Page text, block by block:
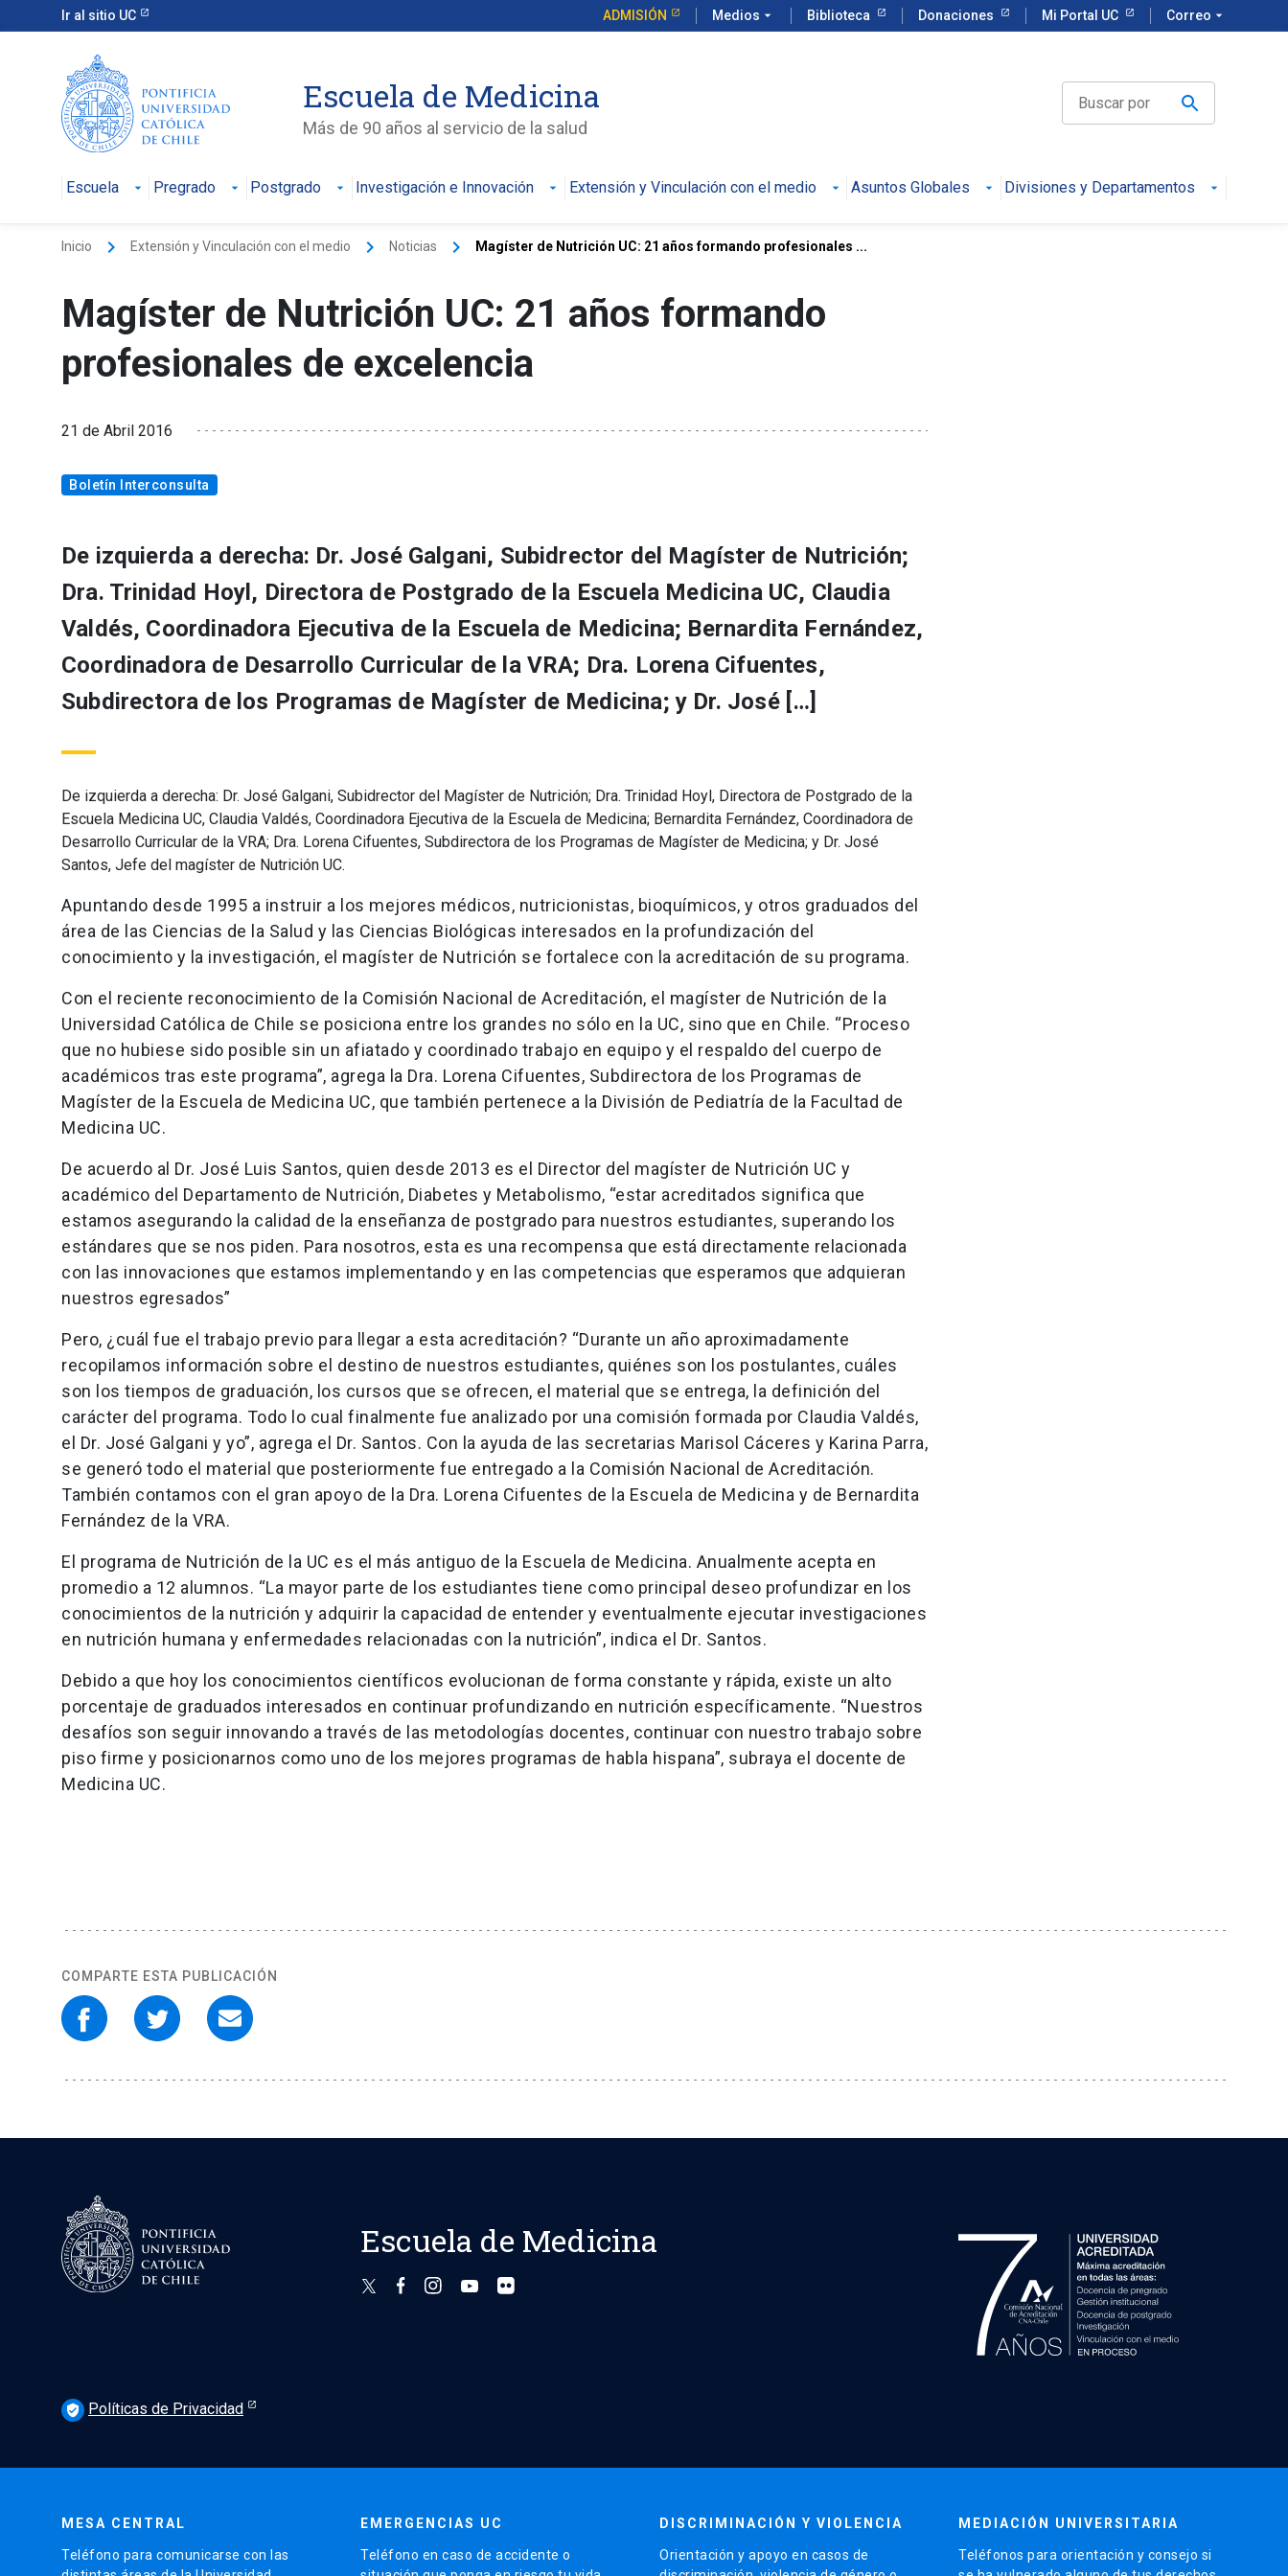
Ir al sitio UC ADMISIÓN Medios arrow_drop_down Biblioteca Donaciones Mi Portal UC Correo arrow_drop_down
Escuela de Medicina
Más de 90 años al servicio de la salud
Escuela Pregrado Postgrado Investigación e Innovación Extensión y Vinculación con el medio Asuntos Globales Divisiones y Departamentos
Inicio keyboard_arrow_right Extensión y Vinculación con el medio keyboard_arrow_right Noticias keyboard_arrow_right Magíster de Nutrición UC: 21 años formando profesionales ...
Magíster de Nutrición UC: 21 años formando
profesionales de excelencia
21 de Abril 2016
Boletín Interconsulta
De izquierda a derecha: Dr. José Galgani, Subidrector del Magíster de Nutrición;
Dra. Trinidad Hoyl, Directora de Postgrado de la Escuela Medicina UC, Claudia
Valdés, Coordinadora Ejecutiva de la Escuela de Medicina; Bernardita Fernández,
Coordinadora de Desarrollo Curricular de la VRA; Dra. Lorena Cifuentes,
Subdirectora de los Programas de Magíster de Medicina; y Dr. José […]
De izquierda a derecha: Dr. José Galgani, Subidrector del Magíster de Nutrición; Dra. Trinidad Hoyl, Directora de Postgrado de la
Escuela Medicina UC, Claudia Valdés, Coordinadora Ejecutiva de la Escuela de Medicina; Bernardita Fernández, Coordinadora de
Desarrollo Curricular de la VRA; Dra. Lorena Cifuentes, Subdirectora de los Programas de Magíster de Medicina; y Dr. José
Santos, Jefe del magíster de Nutrición UC.
Apuntando desde 1995 a instruir a los mejores médicos, nutricionistas, bioquímicos, y otros graduados del
área de las Ciencias de la Salud y las Ciencias Biológicas interesados en la profundización del
conocimiento y la investigación, el magíster de Nutrición se fortalece con la acreditación de su programa.
Con el reciente reconocimiento de la Comisión Nacional de Acreditación, el magíster de Nutrición de la
Universidad Católica de Chile se posiciona entre los grandes no sólo en la UC, sino que en Chile. “Proceso
que no hubiese sido posible sin un afiatado y coordinado trabajo en equipo y el respaldo del cuerpo de
académicos tras este programa”, agrega la Dra. Lorena Cifuentes, Subdirectora de los Programas de
Magíster de la Escuela de Medicina UC, que también pertenece a la División de Pediatría de la Facultad de
Medicina UC.
De acuerdo al Dr. José Luis Santos, quien desde 2013 es el Director del magíster de Nutrición UC y
académico del Departamento de Nutrición, Diabetes y Metabolismo, “estar acreditados significa que
estamos asegurando la calidad de la enseñanza de postgrado para nuestros estudiantes, superando los
estándares que se nos piden. Para nosotros, esta es una recompensa que está directamente relacionada
con las innovaciones que estamos implementando y en las competencias que esperamos que adquieran
nuestros egresados”
Pero, ¿cuál fue el trabajo previo para llegar a esta acreditación? “Durante un año aproximadamente
recopilamos información sobre el destino de nuestros estudiantes, quiénes son los postulantes, cuáles
son los tiempos de graduación, los cursos que se ofrecen, el material que se entrega, la definición del
carácter del programa. Todo lo cual finalmente fue analizado por una comisión formada por Claudia Valdés,
el Dr. José Galgani y yo”, agrega el Dr. Santos. Con la ayuda de las secretarias Marisol Cáceres y Karina Parra,
se generó todo el material que posteriormente fue entregado a la Comisión Nacional de Acreditación.
También contamos con el gran apoyo de la Dra. Lorena Cifuentes de la Escuela de Medicina y de Bernardita
Fernández de la VRA.
El programa de Nutrición de la UC es el más antiguo de la Escuela de Medicina. Anualmente acepta en
promedio a 12 alumnos. “La mayor parte de los estudiantes tiene como principal deseo profundizar en los
conocimientos de la nutrición y adquirir la capacidad de entender y eventualmente ejecutar investigaciones
en nutrición humana y enfermedades relacionadas con la nutrición”, indica el Dr. Santos.
Debido a que hoy los conocimientos científicos evolucionan de forma constante y rápida, existe un alto
porcentaje de graduados interesados en continuar profundizando en nutrición específicamente. “Nuestros
desafíos son seguir innovando a través de las metodologías docentes, continuar con nuestro trabajo sobre
piso firme y posicionarnos como uno de los mejores programas de habla hispana”, subraya el docente de
Medicina UC.
COMPARTE ESTA PUBLICACIÓN
Escuela de Medicina
verified_user Políticas de Privacidad
MESA CENTRAL
Teléfono para comunicarse con las
EMERGENCIAS UC
Teléfono en caso de accidente o
DISCRIMINACIÓN Y VIOLENCIA
Orientación y apoyo en casos de
MEDIACIÓN UNIVERSITARIA
Teléfonos para orientación y consejo si